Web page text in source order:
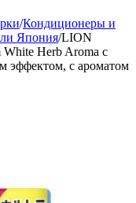
/Кондиционеры и
Япония/LION
Herb Aroma с
эффектом, с ароматом